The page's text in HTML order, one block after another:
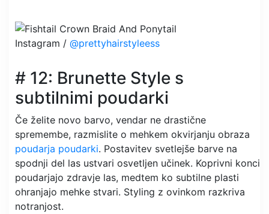
Instagram / @prettyhairstyleess
# 12: Brunette Style s
subtilnimi poudarki
Če želite novo barvo, vendar ne drastične
spremembe, razmislite o mehkem okvirjanju obraza
poudarja poudarki. Postavitev svetlejše barve na
spodnji del las ustvari osvetljen učinek. Koprivni konci
poudarjajo zdravje las, medtem ko subtilne plasti
ohranjajo mehke stvari. Styling z ovinkom razkriva
notranjost.